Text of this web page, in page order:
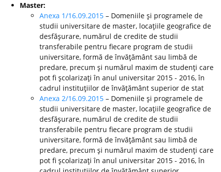
Master:
Anexa 1/16.09.2015 – Domeniile şi programele de
studii universitare de master, locaţiile geografice de
desfăşurare, numărul de credite de studii
transferabile pentru fiecare program de studii
universitare, formă de învăţământ sau limbă de
predare, precum şi numărul maxim de studenţi care
pot fi şcolarizaţi în anul universitar 2015 - 2016, în
cadrul instituţiilor de învăţământ superior de stat
Anexa 2/16.09.2015 – Domeniile şi programele de
studii universitare de master, locaţiile geografice de
desfăşurare, numărul de credite de studii
transferabile pentru fiecare program de studii
universitare, formă de învăţământ sau limbă de
predare, precum şi numărul maxim de studenţi care
pot fi şcolarizaţi în anul universitar 2015 - 2016, în